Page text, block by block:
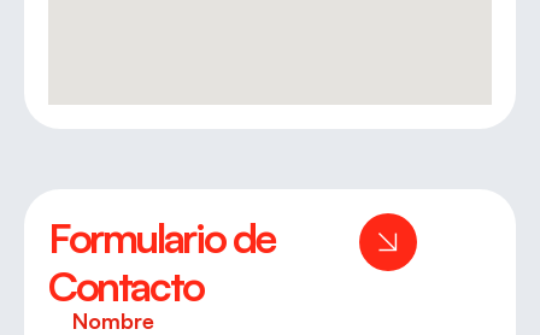
Formulario de
Contacto
Nombre